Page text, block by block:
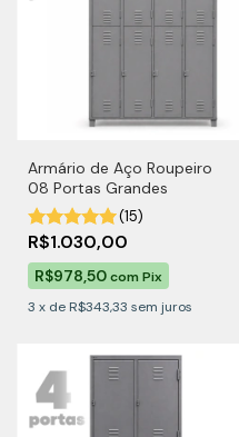
Armário de Aço Roupeiro
08 Portas Grandes
(15)
R$1.030,00
R$978,50comPix
3 x de R$343,33 sem juros